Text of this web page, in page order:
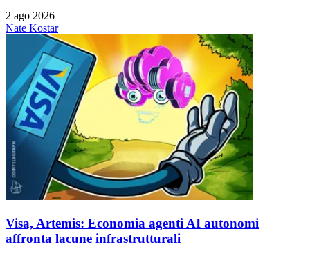
2 ago 2026
Nate Kostar
Visa, Artemis: Economia agenti AI autonomi
affronta lacune infrastrutturali